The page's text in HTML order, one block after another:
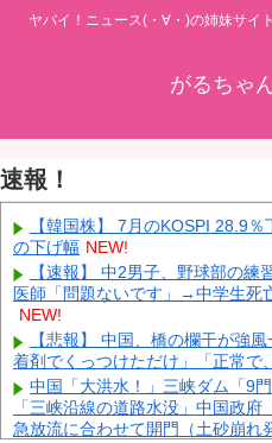
ヤバイ！ニュース(・∀・)の姉妹サイ
がるちゃ
速報！
【韓国株】 7月のKOSPI 28.9
の下げ幅 NEW!
【速報】 中2男子、野球部の
医師「問題ないです」→中学生死
NEW!
【悲報】 中国、橋の欄干が強
着剤でくっつけただけ」「正常で
中国「大洪水！」三峡ダム「9
「三峡沿線の道路水没」中国政
急放流に合わせて開門（土砂崩れ